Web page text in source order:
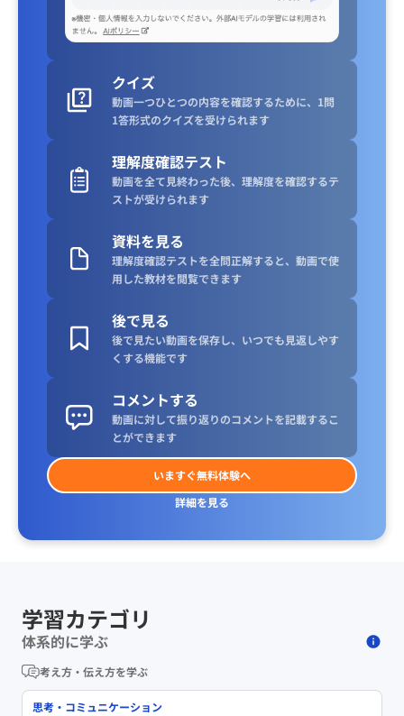
クイズ
動画一つひとつの内容を確認するために、1問
1答形式のクイズを受けられます
理解度確認テスト
動画を全て見終わった後、理解度を確認するテ
ストが受けられます
資料を見る
理解度確認テストを全問正解すると、動画で使
用した教材を閲覧できます
後で見る
後で見たい動画を保存し、いつでも見返しやす
くする機能です
コメントする
動画に対して振り返りのコメントを記載するこ
とができます
いますぐ無料体験へ
詳細を見る
学習カテゴリ
体系的に学ぶ
考え方・伝え方を学ぶ
思考・コミュニケーション